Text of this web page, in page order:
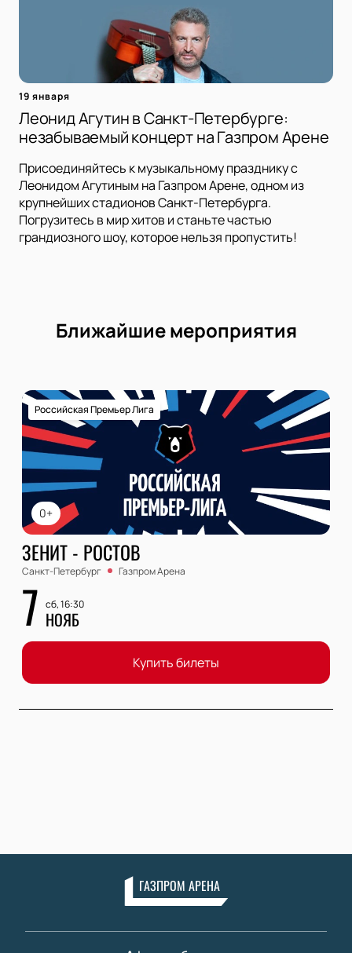
19 января
Леонид Агутин в Санкт-Петербурге:
незабываемый концерт на Газпром Арене
Присоединяйтесь к музыкальному празднику с
Леонидом Агутиным на Газпром Арене, одном из
крупнейших стадионов Санкт-Петербурга.
Погрузитесь в мир хитов и станьте частью
грандиозного шоу, которое нельзя пропустить!
Ближайшие мероприятия
0+
Российская Премьер Лига
ЗЕНИТ - РОСТОВ
Санкт-Петербург Газпром Арена
7 сб, 16:30
НОЯБ
Купить билеты
ГАЗПРОМ АРЕНА